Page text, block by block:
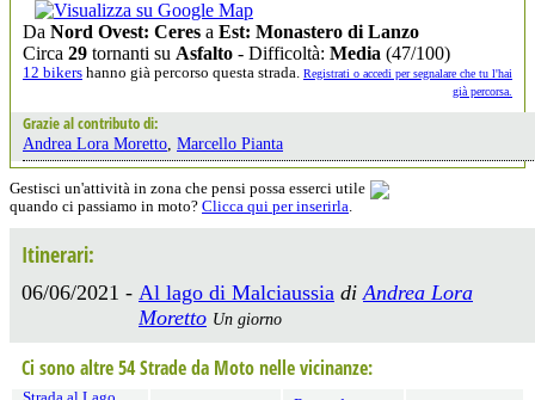
Da Nord Ovest: Ceres a Est: Monastero di Lanzo
Circa 29 tornanti su Asfalto - Difficoltà: Media (47/100)
12 bikers hanno già percorso questa strada. Registrati o accedi per segnalare che tu l'hai
già percorsa.
Grazie al contributo di:
Andrea Lora Moretto Marcello Pianta
Gestisci un'attività in zona che pensi possa esserci utile
quando ci passiamo in moto? Clicca qui per inserirla.
Itinerari:
06/06/2021 - Al lago di Malciaussia di Andrea Lora
Moretto Un giorno
Ci sono altre 54 Strade da Moto nelle vicinanze: